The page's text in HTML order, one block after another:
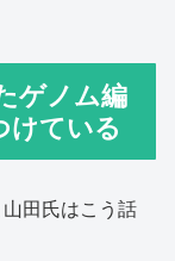
ゲノム編
けている
田氏はこう話